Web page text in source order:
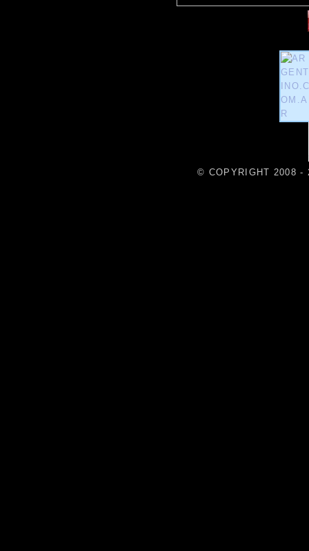
© COPYRIGHT 2008